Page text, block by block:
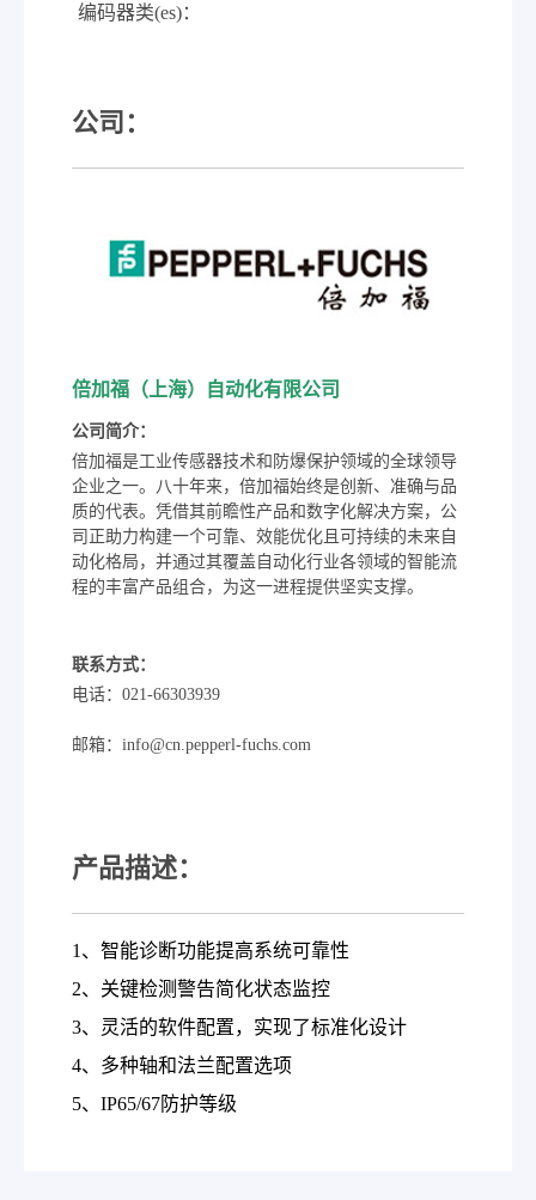
编码器类(es)：
公司：
倍加福（上海）自动化有限公司
公司简介：
倍加福是工业传感器技术和防爆保护领域的全球领导
企业之一。八十年来，倍加福始终是创新、准确与品
质的代表。凭借其前瞻性产品和数字化解决方案，公
司正助力构建一个可靠、效能优化且可持续的未来自
动化格局，并通过其覆盖自动化行业各领域的智能流
程的丰富产品组合，为这一进程提供坚实支撑。
联系方式：
电话：021-66303939
邮箱：info@cn.pepperl-fuchs.com
产品描述：
1、智能诊断功能提高系统可靠性
2、 关键检测警告简化状态监控
3、 灵活的软件配置，实现了标准化设计
4、 多种轴和法兰配置选项
5、 IP65/67防护等级